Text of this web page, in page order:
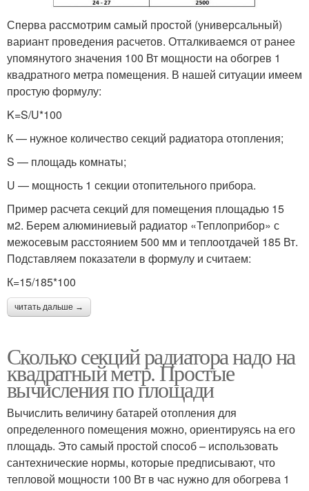
Сперва рассмотрим самый простой (универсальный)
вариант проведения расчетов. Отталкиваемся от ранее
упомянутого значения 100 Вт мощности на обогрев 1
квадратного метра помещения. В нашей ситуации имеем
простую формулу:
K=S/U*100
К — нужное количество секций радиатора отопления;
S — площадь комнаты;
U — мощность 1 секции отопительного прибора.
Пример расчета секций для помещения площадью 15
м2. Берем алюминиевый радиатор «Теплоприбор» с
межосевым расстоянием 500 мм и теплоотдачей 185 Вт.
Подставляем показатели в формулу и считаем:
К=15/185*100
читать дальше →
Сколько секций радиатора надо на
квадратный метр. Простые
вычисления по площади
Вычислить величину батарей отопления для
определенного помещения можно, ориентируясь на его
площадь. Это самый простой способ – использовать
сантехнические нормы, которые предписывают, что
тепловой мощности 100 Вт в час нужно для обогрева 1